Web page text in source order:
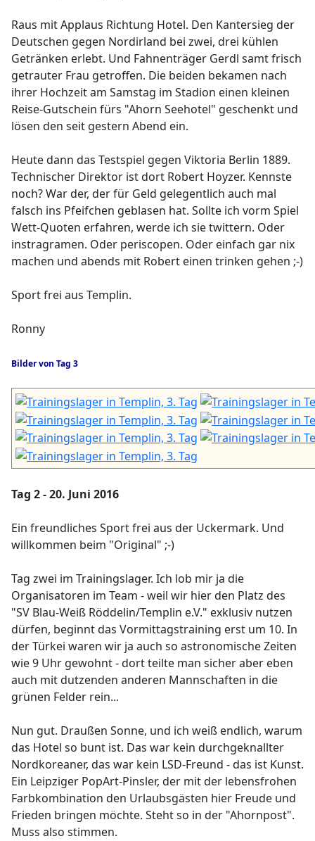
Raus mit Applaus Richtung Hotel. Den Kantersieg der
Deutschen gegen Nordirland bei zwei, drei kühlen
Getränken erlebt. Und Fahnenträger Gerdl samt frisch
getrauter Frau getroffen. Die beiden bekamen nach
ihrer Hochzeit am Samstag im Stadion einen kleinen
Reise-Gutschein fürs "Ahorn Seehotel" geschenkt und
lösen den seit gestern Abend ein.
Heute dann das Testspiel gegen Viktoria Berlin 1889.
Technischer Direktor ist dort Robert Hoyzer. Kennste
noch? War der, der für Geld gelegentlich auch mal
falsch ins Pfeifchen geblasen hat. Sollte ich vorm Spiel
Wett-Quoten erfahren, werde ich sie twittern. Oder
instragramen. Oder periscopen. Oder einfach gar nix
machen und abends mit Robert einen trinken gehen ;-)
Sport frei aus Templin.
Ronny
Bilder von Tag 3
Tag 2 - 20. Juni 2016
Ein freundliches Sport frei aus der Uckermark. Und
willkommen beim "Original" ;-)
Tag zwei im Trainingslager. Ich lob mir ja die
Organisatoren im Team - weil wir hier den Platz des
"SV Blau-Weiß Röddelin/Templin e.V." exklusiv nutzen
dürfen, beginnt das Vormittagstraining erst um 10. In
der Türkei waren wir ja auch so astronomische Zeiten
wie 9 Uhr gewohnt - dort teilte man sicher aber eben
auch mit dutzenden anderen Mannschaften in die
grünen Felder rein...
Nun gut. Draußen Sonne, und ich weiß endlich, warum
das Hotel so bunt ist. Das war kein durchgeknallter
Nordkoreaner, das war kein LSD-Freund - das ist Kunst.
Ein Leipziger PopArt-Pinsler, der mit der lebensfrohen
Farbkombination den Urlaubsgästen hier Freude und
Frieden bringen möchte. Steht so in der "Ahornpost".
Muss also stimmen.